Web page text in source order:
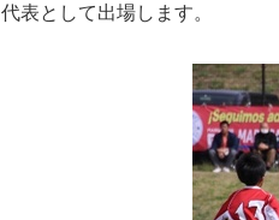
代表として出場します。